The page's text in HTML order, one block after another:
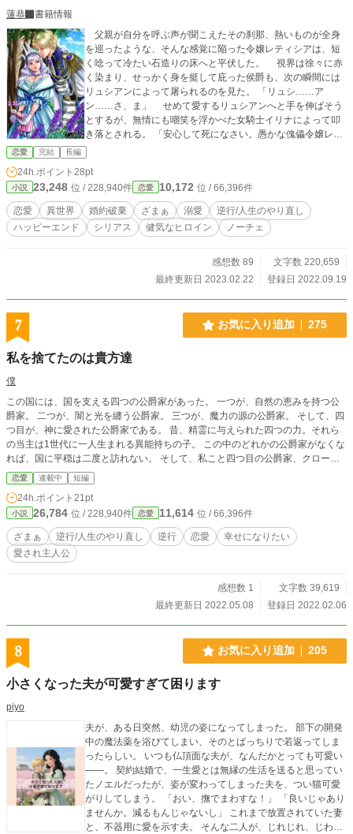
蓮恭
書籍情報
父親が自分を呼ぶ声が聞こえたその刹那、熱いものが全身
を巡ったような、そんな感覚に陥った令嬢レティシアは、短
く唸って冷たい石造りの床へと平伏した。 視界は徐々に赤
く染まり、せっかく身を挺して庇った侯爵も、次の瞬間には
リュシアンによって屠られるのを見た。 「リュシ……ア
ン……さ、ま」 せめて愛するリュシアンへと手を伸ばそう
とするが、無情にも嘲笑を浮かべた女騎士イリナによって叩
き落とされる。 「安心して死になさい。愚かな傀儡令嬢レテ
ィシア。これから殿下の事は私がお支えするから心配いらな
くてよ」 お願い、最後に一目だけ、リュシアンの表情が見
たいとレティシアは願った。 けれどそれは自分を見下ろす
イリナによって阻まれる。しかし自分がこうなってもリュシ
アンが駆け寄ってくる気配すらない事から、本当に嫌われて
いたのだと実感し、痛みと悲しみで次々に涙を零した。
両親から「愚かであれ、傀儡として役立て」と育てられた侯
ンの愛を失っていく。 民の信頼を失いつつある帝国の改革
のため立ち上がった皇太子は、女騎士イリナと共に謀反を起
え、まだリュシアンと仲が良かった幼い頃に逆行し、やり直
アンとの仲は？ 二度目の人生で出会う人物達との交流でレ
の要素があります。 ヒーローについて……読者様からの感
想を見ていただくと分かる通り、完璧なヒーローをお求めの
方にはかなりヤキモキさせてしまうと思います。 どこか人
間味があって、空回りしたり、過ちも犯す、そんなヒーロー
を支えていく不憫で健気なヒロインを応援していただけれ
ば、作者としては嬉しい限りです。 必ずヒロインにとって
恋愛 完結 長編
24h.ポイント 28pt
小説 23,248 位 / 228,940件 恋愛 10,172 位 / 66,396件
恋愛 異世界 婚約破棄 ざまぁ 溺愛
逆行/人生のやり直し
ハッピーエンド
シリアス 健気なヒロイン ノーチェ
感想数 89
文字数 220,659
最終更新日 2023.02.22
登録日 2022.09.19
7 お気に入り追加 275
私を捨てたのは貴方達
僕
この国には、国を支える四つの公爵家があった。 一つが、自然の恵みを持つ公
爵家。 二つが、闇と光を纏う公爵家。 三つが、魔力の源の公爵家。 そして、四
つ目が、神に愛された公爵家である。 昔、精霊に与えられた四つの力。それら
の当主は1世代に一人生まれる異能持ちの子。 この中のどれかの公爵家がなくな
れば、国に平穏は二度と訪れない。 そして、私こと四つ目の公爵家、クローズ
ロール家の、 エンリル・クローズロール。 私には姉アネリーがいる。家族や使
用人などにも暴言を吐かれ、私は家の中に居場所がなかった。 なぜかという
と、私は両親に似てなかったからだ。どちらかが不倫してできた子、の討論に発
展し、姉の一言でその話は終わったそうだ 「なら、この子捨てちゃえばー？」
私は、酷く残酷な扱いを受けながらも、ここにいた。 息をしていた。 でも、あ
る日十八歳になった私は異能が使えることに気づいた。だから、私は殺された。
あの、腐った親子達に。 暗い、何も見えない、何もわからない、暗いのは嫌。
は上手くできますよ、好きに生きてくださいね。ずっと、私達はいますから」
どった。 他の公爵家に引き取られ、当主の証異能が出てきた頃、エンリルは一
度家に帰ることに。 神の血筋を受けた当主のエンリル、堂々とした立ち振る舞
いに家族はとうとうこんな発言をしてしまう。 「出ていけ…！！異能などなく
ても姉がいるんだぞ！」 「わかりました」 「さぁ、どうなりますかね」 残った
のは、破滅だけでしょうが。
恋愛 連載中 短編
24h.ポイント 21pt
小説 26,784 位 / 228,940件 恋愛 11,614 位 / 66,396件
ざまぁ 逆行/人生のやり直し 逆行 恋愛
幸せになりたい
愛され主人公
感想数 1
文字数 39,619
最終更新日 2022.05.08
登録日 2022.02.06
8 お気に入り追加 205
小さくなった夫が可愛すぎて困ります
piyo
夫が、ある日突然、幼児の姿になってしまった。 部下の開発
中の魔法薬を浴びてしまい、そのとばっちりで若返ってしま
ったらしい。 いつも仏頂面な夫が、なんだかとっても可愛い
――。 契約結婚で、一生愛とは無縁の生活を送ると思ってい
たノエルだったが、姿が変わってしまった夫を、つい猫可愛
がりしてしまう。 「おい、撫でまわすな！」 「良いじゃあり
ませんか。減るもんじゃないし」 これまで放置されていた妻
と、不器用に愛を示す夫。 そんな二人が、じれじれ、じわじ